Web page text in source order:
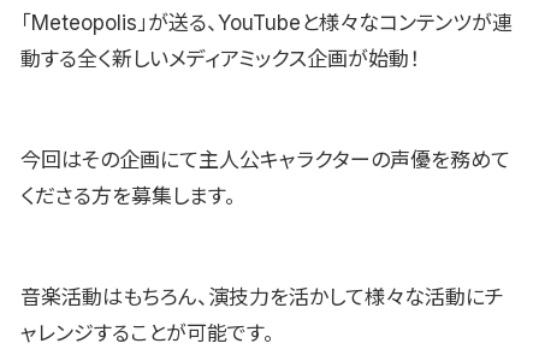
「Meteopolis」が送る、YouTubeと様々なコンテンツが連
動する全く新しいメディアミックス企画が始動！
今回はその企画にて主人公キャラクターの声優を務めて
くださる方を募集します。
音楽活動はもちろん、演技力を活かして様々な活動にチ
ャレンジすることが可能です。